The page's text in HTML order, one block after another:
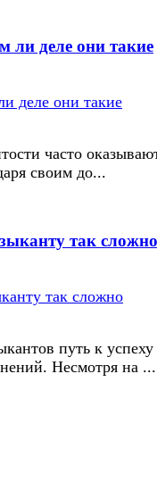
ли деле они такие
часто
своим до...
так сложно
путь к успеху
Несмотря на ...